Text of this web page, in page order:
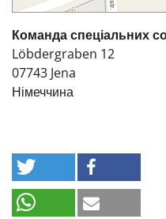
Команда спеціальних
Löbdergraben 12
07743 Jena
Німеччина